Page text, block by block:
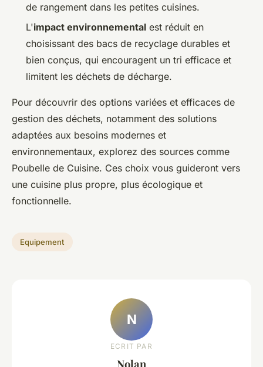
de rangement dans les petites cuisines.
L'impact environnemental est réduit en
choisissant des bacs de recyclage durables et
bien conçus, qui encouragent un tri efficace et
limitent les déchets de décharge.
Pour découvrir des options variées et efficaces de
gestion des déchets, notamment des solutions
adaptées aux besoins modernes et
environnementaux, explorez des sources comme
Poubelle de Cuisine. Ces choix vous guideront vers
une cuisine plus propre, plus écologique et
fonctionnelle.
Equipement
N
ECRIT PAR
Nolan